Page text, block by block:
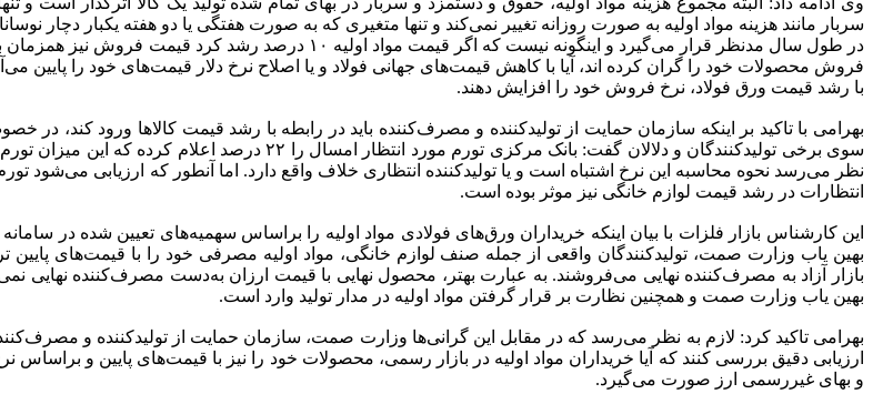
سربار مانند هزینه مواد اولیه به صورت روزانه تغییر نمی‌کند و تنها متغیری که به صورت هفتگی یا دو هفته یکبار دچار
در طول سال مدنظر قرار می‌گیرد و اینگونه نیست که اگر قیمت
فروش محصولات خود را گران کرده اند، آیا با کاهش قیمت‌های جهانی فولاد و یا اصلاح نرخ دلار قیمت‌های خود را پایین
با رشد قیمت ورق فولاد، نرخ فروش خود را افزایش دهند.
بهرامی با تاکید بر اینکه سازمان حمایت از تولیدکننده و مصرف‌کننده باید در رابطه با رشد قیمت کالاها ورود کند، در
سوی برخی تولیدکنندگان و دلالان گفت: بانک مرکزی تورم
انتظارات در رشد قیمت لوازم خانگی نیز موثر بوده است.
این کارشناس بازار فلزات با بیان اینکه خریداران ورق‌های فولادی مواد اولیه را براساس سهمیه‌های تعیین شده
بهین یاب وزارت صمت، تولیدکنندگان واقعی از جمله صنف لوازم خانگی، مواد اولیه مصرفی خود را با قیمت‌های پایین
بازار آزاد به مصرف‌کننده نهایی می‌فروشند. به عبارت بهتر، محصول نهایی با قیمت ارزان به‌دست مصرف‌کننده نهایی
بهین یاب وزارت صمت و همچنین نظارت بر قرار گرفتن مواد اولیه در مدار تولید وارد است.
بهرامی تاکید کرد: لازم به نظر می‌رسد که در مقابل این گرانی‌ها وزارت صمت، سازمان حمایت از تولیدکننده و
ارزیابی دقیق بررسی کنند که آیا خریداران مواد اولیه در بازار رسمی، محصولات خود را نیز با قیمت‌های پایین و
و بهای غیررسمی ارز صورت می‌گیرد.